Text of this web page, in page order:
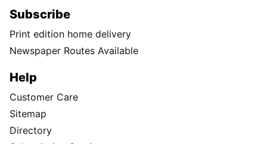
Subscribe
Print edition home delivery
Newspaper Routes Available
Help
Customer Care
Sitemap
Directory